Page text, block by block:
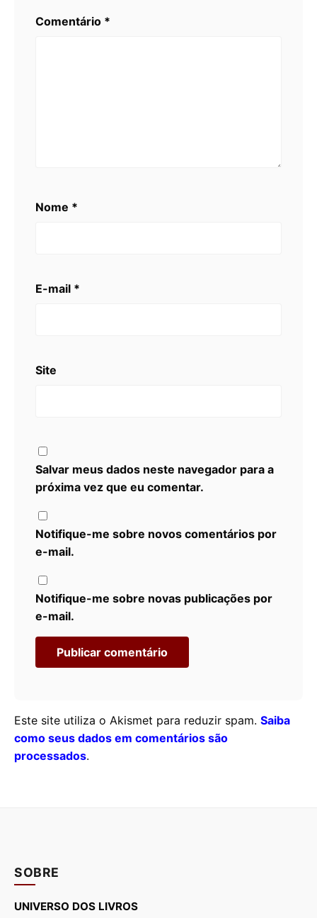
Comentário *
Nome *
E-mail *
Site
Salvar meus dados neste navegador para a
próxima vez que eu comentar.
Notifique-me sobre novos comentários por
e-mail.
Notifique-me sobre novas publicações por
e-mail.
Este site utiliza o Akismet para reduzir spam. Saiba
como seus dados em comentários são
processados.
SOBRE
UNIVERSO DOS LIVROS